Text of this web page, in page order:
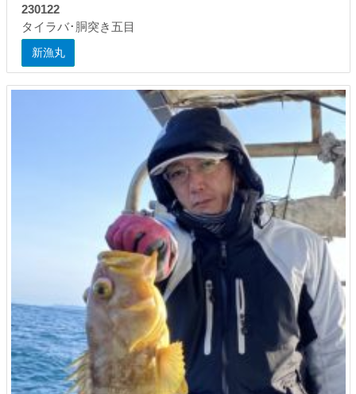
230122
タイラバ･胴突き五目
新漁丸